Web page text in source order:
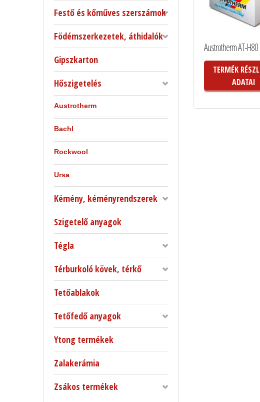
Festő és kőműves szerszámok
Födémszerkezetek, áthidalók
Gipszkarton
Hőszigetelés
Austrotherm
Bachl
Rockwool
Ursa
Kémény, kéményrendszerek
Szigetelő anyagok
Tégla
Térburkoló kövek, térkő
Tetőablakok
Tetőfedő anyagok
Ytong termékek
Zalakerámia
Zsákos termékek
Austrotherm AT-H80
TERMÉK
ADATAI